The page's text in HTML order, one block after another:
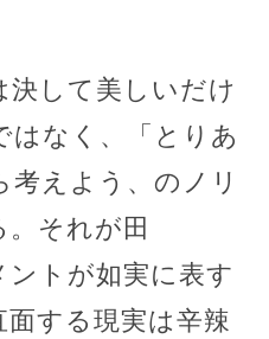
決して美しいだけ
はなく、「とりあ
考えよう、のノリ
それが田
トが如実に表す
する現実は辛辣